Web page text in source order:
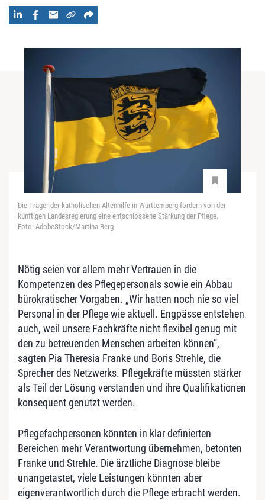
Die Träger der katholischen Altenhilfe in Württemberg fordern von der
künftigen Landesregierung eine entschlossene Stärkung der Pflege.
Foto: AdobeStock/Martina Berg
Nötig seien vor allem mehr Vertrauen in die
Kompetenzen des Pflegepersonals sowie ein Abbau
bürokratischer Vorgaben. „Wir hatten noch nie so viel
Personal in der Pflege wie aktuell. Engpässe entstehen
auch, weil unsere Fachkräfte nicht flexibel genug mit
den zu betreuenden Menschen arbeiten können“,
sagten Pia Theresia Franke und Boris Strehle, die
Sprecher des Netzwerks. Pflegekräfte müssten stärker
als Teil der Lösung verstanden und ihre Qualifikationen
konsequent genutzt werden.
Pflegefachpersonen könnten in klar definierten
Bereichen mehr Verantwortung übernehmen, betonten
Franke und Strehle. Die ärztliche Diagnose bleibe
unangetastet, viele Leistungen könnten aber
eigenverantwortlich durch die Pflege erbracht werden.